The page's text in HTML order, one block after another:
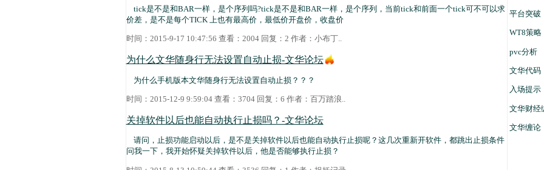
tick是不是和BAR一样，是个序列吗?tick是不是和BAR一样，是个序列，当前tick和前面一个tick可不可以求
价差，是不是每个TICK 上也有最高价，最低价开盘价，收盘价
时间：2015-9-17 10:47:56 查看：2004 回复：2 作者： 小布丁..
为什么文华随身行无法设置自动止损-文华论坛
为什么手机版本文华随身行无法设置自动止损？？？
时间：2015-12-9 9:59:04 查看：3704 回复：6 作者： 百万踏浪
关掉软件以后也能自动执行止损吗？-文华论坛
请问，止损功能启动以后，是不是关掉软件以后也能自动执行止损呢？这几次重新开软件，都跳出止损条件
问我一下，我开始怀疑关掉软件以后，他是否能够执行止损？
平台突破
WT8策略
pvc分析
文华代码
入场提示
文华财经
文华缠论